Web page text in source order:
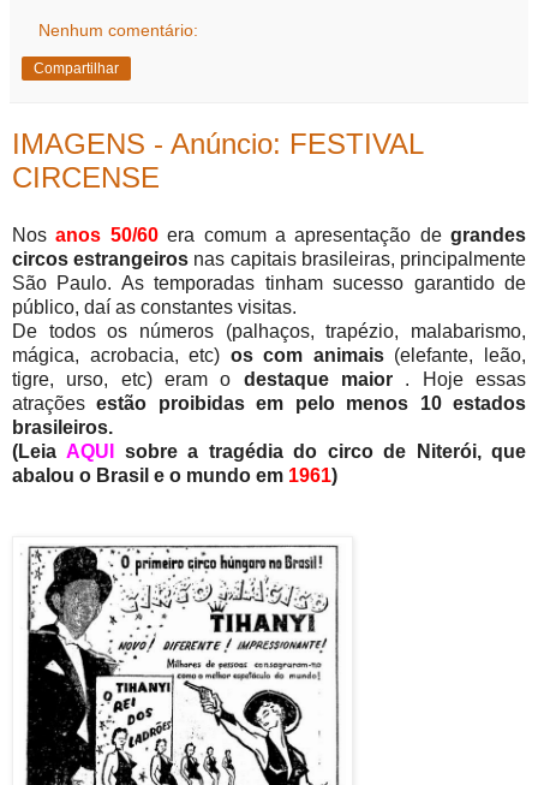
Nenhum comentário:
Compartilhar
IMAGENS - Anúncio: FESTIVAL
CIRCENSE
Nosanos 50/60era comum a apresentação de grandes
circos estrangeiros nas capitais brasileiras, principalmente
São Paulo. As temporadas tinham sucesso garantido de
público, daí as constantes visitas.
De todos os números (palhaços, trapézio, malabarismo,
mágica, acrobacia, etc) os com animais(elefante, leão,
tigre, urso, etc) eram o destaque maior . Hoje essas
atraçõesestão proibidas em pelo menos 10 estados
brasileiros.
(Leia AQUI
sobre a tragédia do circo de Niterói, que
abalou o Brasil e o mundo em 1961)